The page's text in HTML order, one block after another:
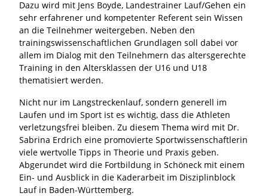
Dazu wird mit Jens Boyde, Landestrainer Lauf/Gehen ein
sehr erfahrener und kompetenter Referent sein Wissen
an die Teilnehmer weitergeben. Neben den
trainingswissenschaftlichen Grundlagen soll dabei vor
allem im Dialog mit den Teilnehmern das altersgerechte
Training in den Altersklassen der U16 und U18
thematisiert werden.
Nicht nur im Langstreckenlauf, sondern generell im
Laufen und im Sport ist es wichtig, dass die Athleten
verletzungsfrei bleiben. Zu diesem Thema wird mit Dr.
Sabrina Erdrich eine promovierte Sportwissenschaftlerin
viele wertvolle Tipps in Theorie und Praxis geben.
Abgerundet wird die Fortbildung in Schöneck mit einem
Ein- und Ausblick in die Kaderarbeit im Disziplinblock
Lauf in Baden-Württemberg.